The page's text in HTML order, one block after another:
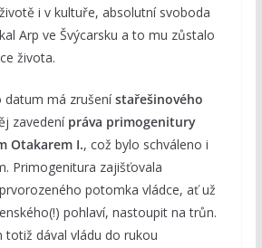
i v kultuře, absolutní svoboda
Arp ve Švýcarsku a to mu zůstalo
života.
má zrušenístařešinového
zavedení práva primogenitury
Otakarem I., což bylo schváleno i
Primogenitura zajišťovala
potomka vládce, ať už
pohlaví, nastoupit na trůn.
totiž dával vládu do rukou